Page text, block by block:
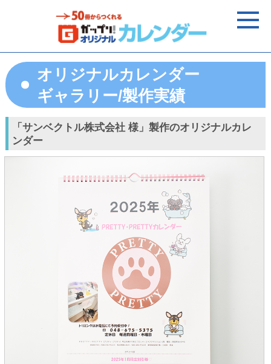
オリジナルカレンダー
ギャラリー/製作実績
「サンベクトル株式会社 様」製作のオリジナルカレ
ンダー